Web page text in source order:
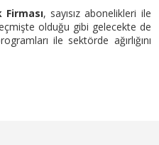
Firması, sayısız abonelikleri ile
olduğu gibi gelecekte de
ile sektörde ağırlığını